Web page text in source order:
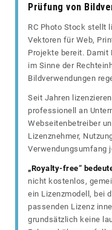
Prüfung von
RC Photo Stock stellt
Vektoren für Web,
Projekte bereit. Damit
im Sinne der
Bildverwendungen
Seit Jahren
professionell an
Webseitenbetreiber
Lizenznehmer,
Verwendungsumfang
„Royalty-free“
nicht kostenlos,
ein Lizenzmodell, bei
passenden Lizenz
grundsätzlich keine